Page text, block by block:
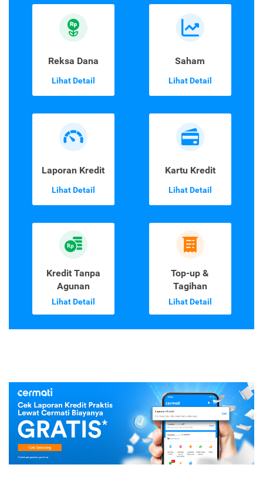
Reksa Dana
Lihat Detail
Saham
Lihat Detail
Laporan Kredit
Lihat Detail
Kartu Kredit
Lihat Detail
Kredit Tanpa
Agunan
Lihat Detail
Top-up &
Tagihan
Lihat Detail